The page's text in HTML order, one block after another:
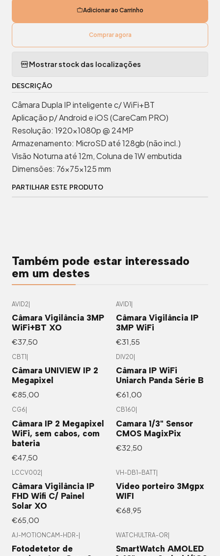
Adicionar ao Carrinho
Comprar agora
Mostrar stock das localizações
DESCRIÇÃO
Câmara Dupla IP inteligente c/ WiFi+BT
Aplicação p/ Android e iOS (CareCam PRO)
Resolução: 1920x1080p @ 24MP
Armazenamento: MicroSD até 128gb (não incl.)
Visão Noturna até 12m, Coluna de 1W embutida
Dimensões: 76x75x125 mm
PARTILHAR ESTE PRODUTO
Também pode estar interessado
em um destes
AVID2|
Câmara Vigilância 3MP
WiFi+BT XO
€37,50
AVID1|
Câmara Vigilância IP
3MP WiFi
€31,55
CBT1
Câmara UNIVIEW IP 2
Megapixel
€85,00
DIV20
Câmara IP WiFi
Uniarch Panda Série B
€61,00
CG6
Câmara IP 2 Megapixel
WiFi, sem cabos, com
bateria
€47,50
CB160
Camara 1/3" Sensor
CMOS MagixPix
€32,50
LCCV002
Câmara Vigilância IP
FHD Wifi C/ Painel
Solar XO
€65,00
VH-DB1-BATT
Vídeo porteiro 3Mgpx
WIFI
€68,95
AJ-MOTIONCAM-HDR-
Fotodetetor de
WATCHULTRA-OR
SmartWatch AMOLED